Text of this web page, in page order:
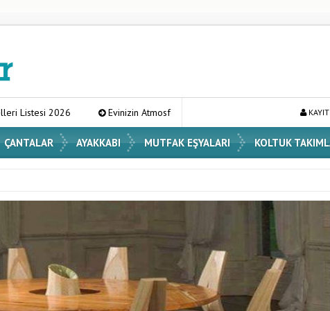
Evinizin Atmosferini Değiştirecek En Şık Vazo Modelleri ve Dekorasyon Fikirleri
ÇANTALAR AYAKKABI MUTFAK EŞYALARI KOLTUK